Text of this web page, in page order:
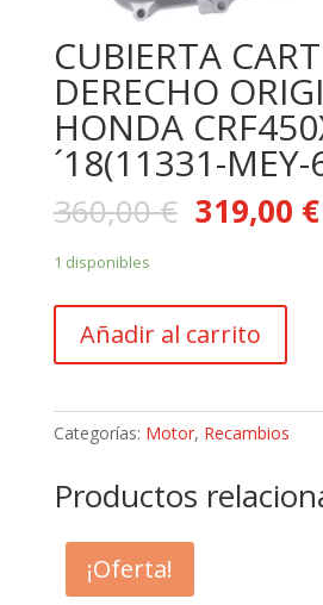
CUBIERTA
DERECHO
HONDA
´18(11331-MEY-
360,00€ 319,00 €
1 disponibles
CARTER
DERECHO
HONDA
´05-
´18(11331-
MEY-
cantidad
Añadir al carrito
Categorías: Motor, Recambios
Productos
¡Oferta!